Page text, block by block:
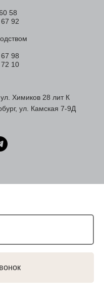
58
92
98
10
Химиков 28 лит К
ул. Камская 7-9Д